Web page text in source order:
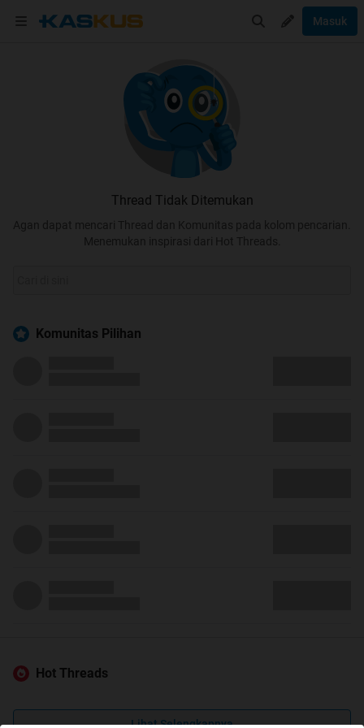
Masuk
Thread Tidak Ditemukan
Agan dapat mencari Thread dan Komunitas pada kolom pencarian.
Menemukan inspirasi dari Hot Threads.
Komunitas Pilihan
Hot Threads
Lihat Selengkapnya